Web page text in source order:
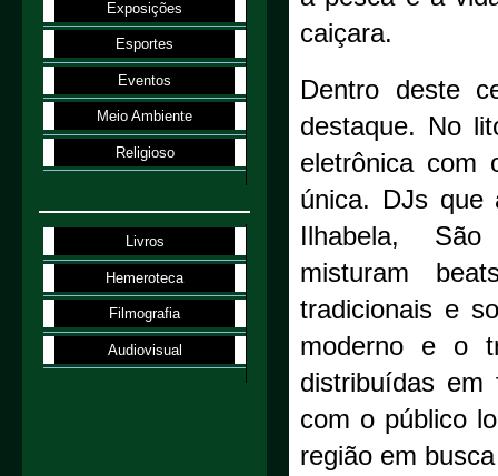
caiçara.
Dentro deste
destaque. No
eletrônica com
única. DJs que
Ilhabela,
misturam
tradicionais e
moderno e o
distribuídas em
com o público
região em
Exposições
Esportes
Eventos
Meio Ambiente
Religioso
Livros
Hemeroteca
Filmografia
Audiovisual